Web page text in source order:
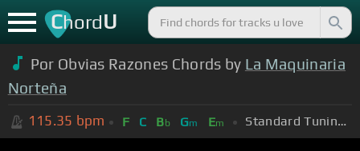
ChordU
Por Obvias Razones Chords by La Maquinaria
Norteña
115.35 bpm F C Bb Gm Em Standard Tuning (EADGBE)